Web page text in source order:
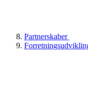
Partnerskaber